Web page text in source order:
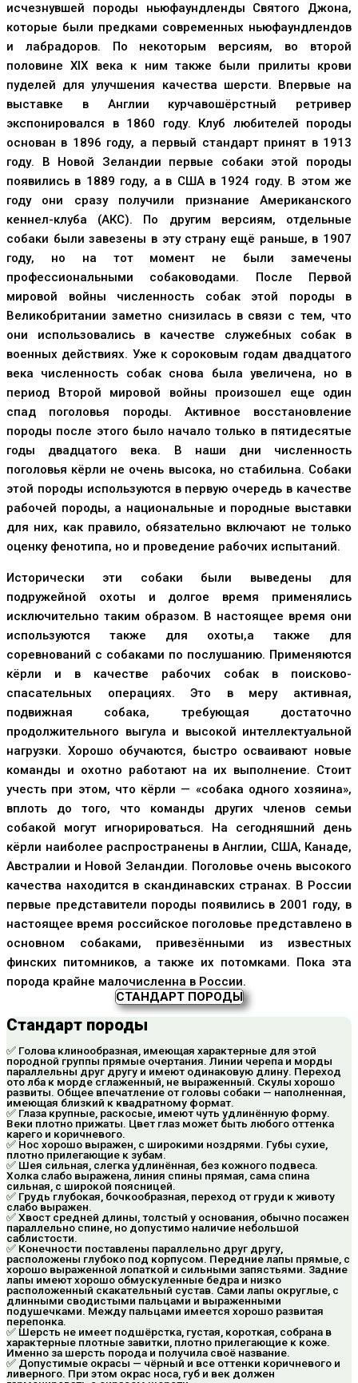
исчезнувшей породы ньюфаундленды Святого Джона,
которые были предками современных ньюфаундлендов
и лабрадоров. По некоторым версиям, во второй
половине XIX века к ним также были прилиты крови
пуделей для улучшения качества шерсти. Впервые на
выставке в Англии курчавошёрстный ретривер
экспонировался в 1860 году. Клуб любителей породы
основан в 1896 году, а первый стандарт принят в 1913
году. В Новой Зеландии первые собаки этой породы
появились в 1889 году, а в США в 1924 году. В этом же
году они сразу получили признание Американского
кеннел-клуба (АКС). По другим версиям, отдельные
собаки были завезены в эту страну ещё раньше, в 1907
году, но на тот момент не были замечены
профессиональными собаководами. После Первой
мировой войны численность собак этой породы в
Великобритании заметно снизилась в связи с тем, что
они использовались в качестве служебных собак в
военных действиях. Уже к сороковым годам двадцатого
века численность собак снова была увеличена, но в
период Второй мировой войны произошел еще один
спад поголовья породы. Активное восстановление
породы после этого было начало только в пятидесятые
годы двадцатого века. В наши дни численность
поголовья кёрли не очень высока, но стабильна. Собаки
этой породы используются в первую очередь в качестве
рабочей породы, а национальные и породные выставки
для них, как правило, обязательно включают не только
оценку фенотипа, но и проведение рабочих испытаний.
Исторически эти собаки были выведены для
подружейной охоты и долгое время применялись
исключительно таким образом. В настоящее время они
используются также для охоты,а также для
соревнований с собаками по послушанию. Применяются
кёрли и в качестве рабочих собак в поисково-
спасательных операциях. Это в меру активная,
подвижная собака, требующая достаточно
продолжительного выгула и высокой интеллектуальной
нагрузки. Хорошо обучаются, быстро осваивают новые
команды и охотно работают на их выполнение. Стоит
учесть при этом, что кёрли — «собака одного хозяина»,
вплоть до того, что команды других членов семьи
собакой могут игнорироваться. На сегодняшний день
кёрли наиболее распространены в Англии, США, Канаде,
Австралии и Новой Зеландии. Поголовье очень высокого
качества находится в скандинавских странах. В России
первые представители породы появились в 2001 году, в
настоящее время российское поголовье представлено в
основном собаками, привезёнными из известных
финских питомников, а также их потомками. Пока эта
порода крайне малочисленна в России.
СТАНДАРТ ПОРОДЫ
Стандарт породы
✅ Голова клинообразная, имеющая характерные для этой
породной группы прямые очертания. Линии черепа и морды
параллельны друг другу и имеют одинаковую длину. Переход
ото лба к морде сглаженный, не выраженный. Скулы хорошо
развиты. Общее впечатление от головы собаки — наполненная,
имеющая близкий к квадратному формат.
✅ Глаза крупные, раскосые, имеют чуть удлинённую форму.
Веки плотно прижаты. Цвет глаз может быть любого оттенка
карего и коричневого.
✅ Нос хорошо выражен, с широкими ноздрями. Губы сухие,
плотно прилегающие к зубам.
✅ Шея сильная, слегка удлинённая, без кожного подвеса.
Холка слабо выражена, линия спины прямая, сама спина
сильная, с широкой поясницей.
✅ Грудь глубокая, бочкообразная, переход от груди к животу
слабо выражен.
✅ Хвост средней длины, толстый у основания, обычно посажен
параллельно спине, но допустимо наличие небольшой
саблистости.
✅ Конечности поставлены параллельно друг другу,
расположены глубоко под корпусом. Передние лапы прямые, с
хорошо выраженной лопаткой и сильными запястьями. Задние
лапы имеют хорошо обмускуленные бедра и низко
расположенный скакательный сустав. Сами лапы округлые, с
длинными сводистыми пальцами и выраженными
подушечками. Между пальцами имеется хорошо развитая
перепонка.
✅ Шерсть не имеет подшёрстка, густая, короткая, собрана в
характерные плотные завитки, плотно прилегающие к коже.
Именно за шерсть порода и получила своё название.
✅ Допустимые окрасы — чёрный и все оттенки коричневого и
ливерного. При этом окрас носа, губ и век должен